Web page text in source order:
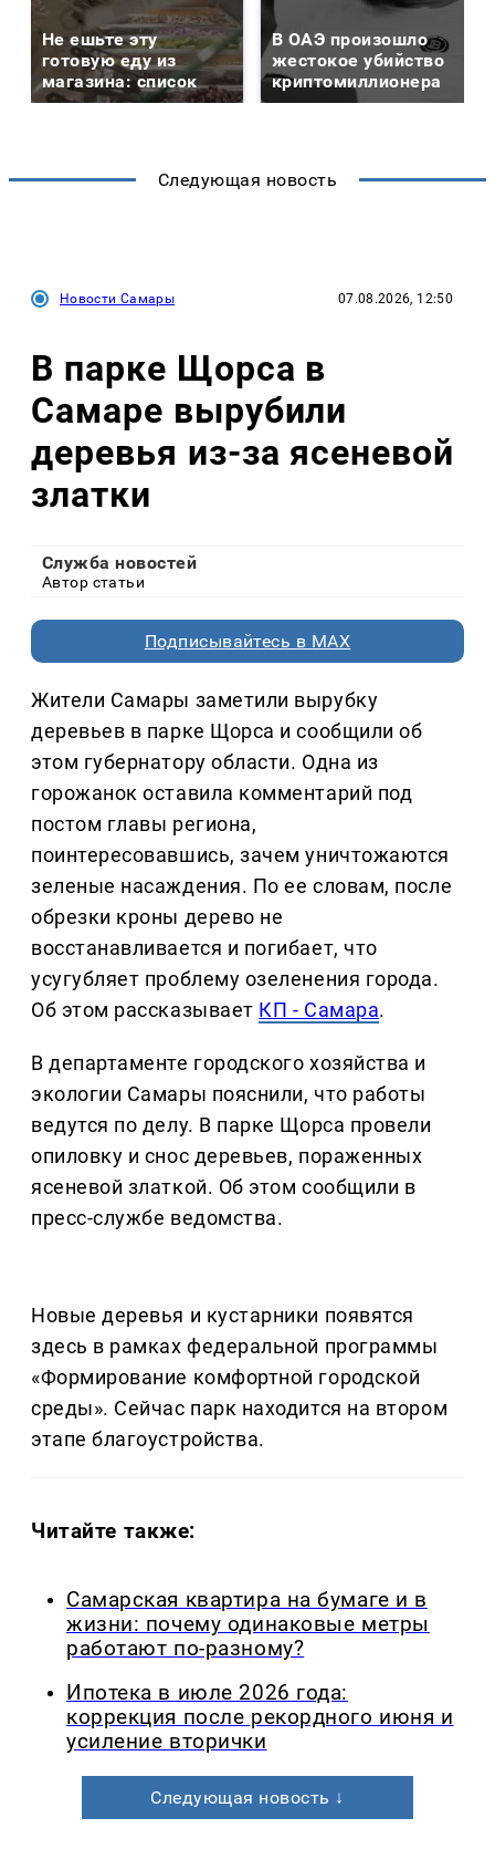
Не ешьте эту
готовую еду из
магазина: список
В ОАЭ произошло
жестокое убийство
криптомиллионера
Следующая новость
Новости Самары 07.08.2026, 12:50
В парке Щорса в
Самаре вырубили
деревья из-за ясеневой
златки
Служба новостей
Автор статьи
Подписывайтесь в MAX
Жители Самары заметили вырубку
деревьев в парке Щорса и сообщили об
этом губернатору области. Одна из
горожанок оставила комментарий под
постом главы региона,
поинтересовавшись, зачем уничтожаются
зеленые насаждения. По ее словам, после
обрезки кроны дерево не
восстанавливается и погибает, что
усугубляет проблему озеленения города.
Об этом рассказывает КП - Самара.
В департаменте городского хозяйства и
экологии Самары пояснили, что работы
ведутся по делу. В парке Щорса провели
опиловку и снос деревьев, пораженных
ясеневой златкой. Об этом сообщили в
пресс-службе ведомства.
Новые деревья и кустарники появятся
здесь в рамках федеральной программы
«Формирование комфортной городской
среды». Сейчас парк находится на втором
этапе благоустройства.
Читайте также:
Самарская квартира на бумаге и в
жизни: почему одинаковые метры
работают по-разному?
Ипотека в июле 2026 года:
коррекция после рекордного июня и
усиление вторички
Следующая новость ↓